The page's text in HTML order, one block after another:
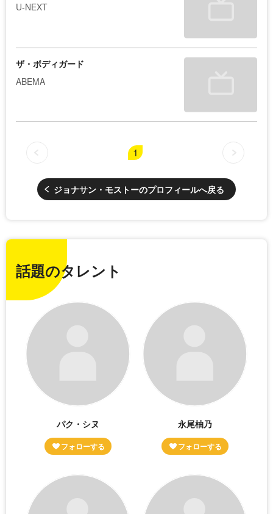
U-NEXT
ザ・ボディガード
ABEMA
1
ジョナサン・モストーのプロフィールへ戻る
話題のタレント
パク・シヌ 永尾柚乃